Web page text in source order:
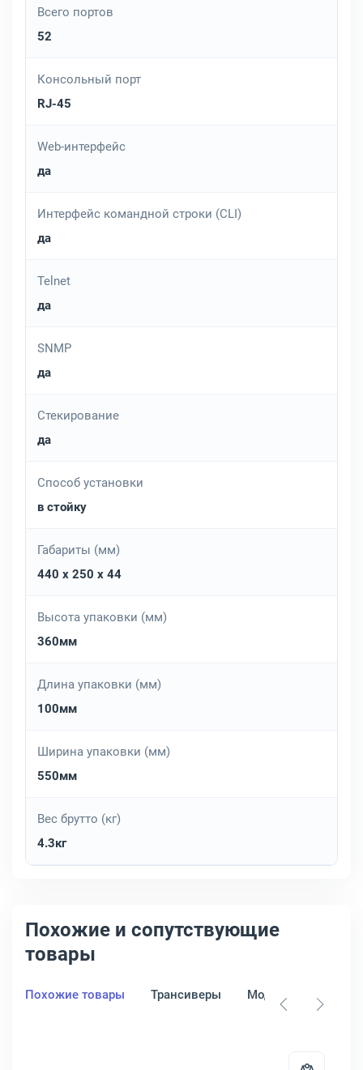
Всего портов
52
Консольный порт
RJ-45
Web-интерфейс
да
Интерфейс командной строки (CLI)
да
Telnet
да
SNMP
да
Стекирование
да
Способ установки
в стойку
Габариты (мм)
440 x 250 x 44
Высота упаковки (мм)
360мм
Длина упаковки (мм)
100мм
Ширина упаковки (мм)
550мм
Вес брутто (кг)
4.3кг
Похожие и сопутствующие
товары
Похожие товары Трансиверы Модули